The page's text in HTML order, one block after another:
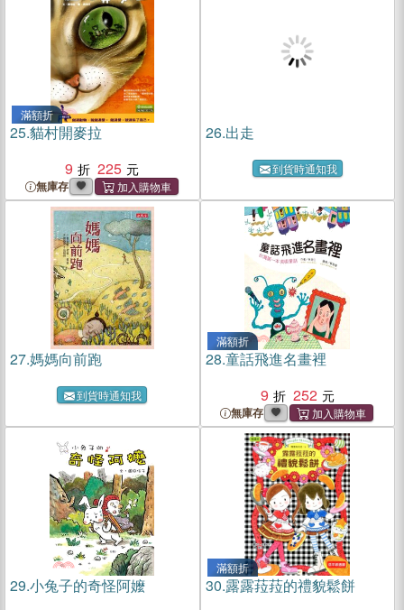
滿額折
25.貓村開麥拉
9
225
無庫存
26.出走
到貨時通知我
27.媽媽向前跑
到貨時通知我
滿額折
28.童話飛進名畫裡
9
252
無庫存
29.小兔子的奇怪阿嬤
滿額折
30.露露菈菈的禮貌鬆餅